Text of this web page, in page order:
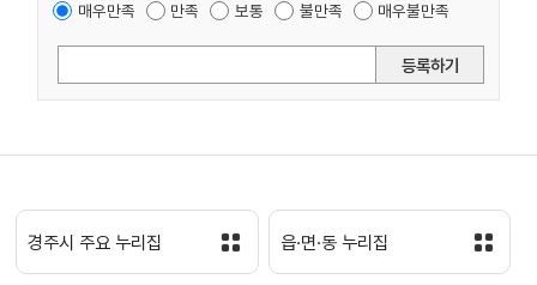
매우만족 만족 보통 불만족 매우불만족
등록하기
경주시 주요 누리집 읍·면·동 누리집